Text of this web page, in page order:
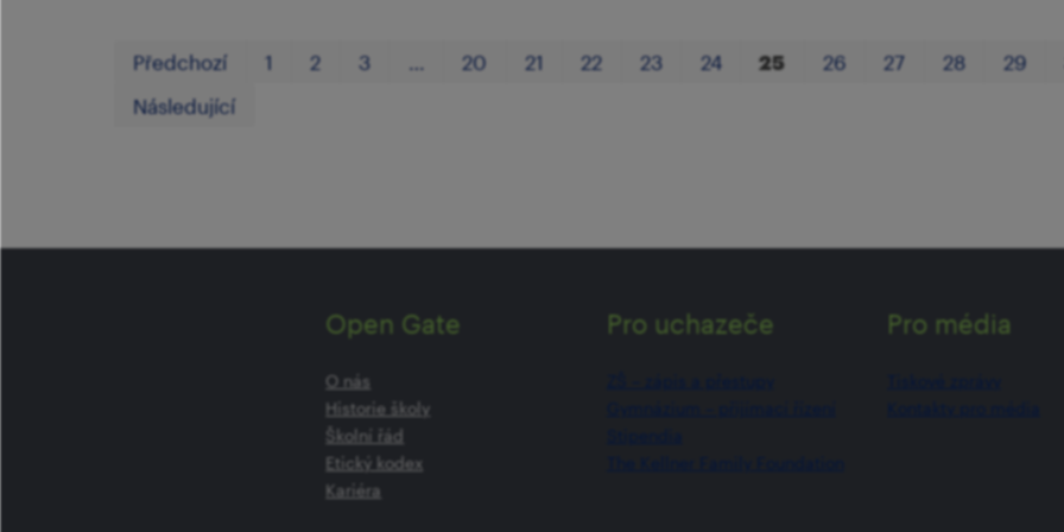
Předchozí 1 2 3 20 21 22 23 24 25 26 27 28 29
Následující
Open Gate
O nás
Historie školy
Školní řád
Etický kodex
Kariéra
Pro uchazeče Pro média